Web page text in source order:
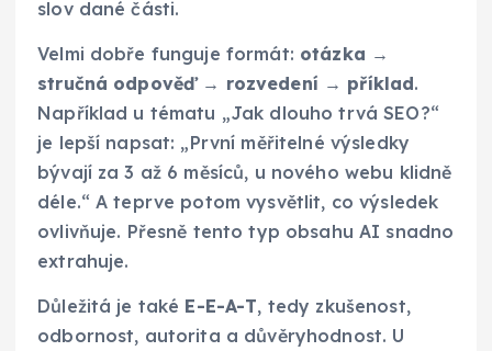
slov dané části.
Velmi dobře funguje formát: otázka →
stručná odpověď → rozvedení → příklad.
Například u tématu „Jak dlouho trvá SEO?“
je lepší napsat: „První měřitelné výsledky
bývají za 3 až 6 měsíců, u nového webu klidně
déle.“ A teprve potom vysvětlit, co výsledek
ovlivňuje. Přesně tento typ obsahu AI snadno
extrahuje.
Důležitá je také E-E-A-T, tedy zkušenost,
odbornost, autorita a důvěryhodnost. U